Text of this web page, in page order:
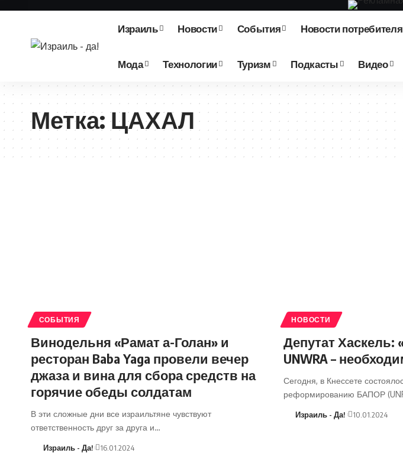
Израиль Новости События Новости
Мода Технологии Туризм Подкасты Видео
Метка:ЦАХАЛ
СОБЫТИЯ
Винодельня «Рамат а-Голан» и
ресторан Baba Yaga провели вечер
джаза и вина для сбора средств на
горячие обеды солдатам
В эти сложные дни все израильтяне чувствуют
ответственность друг за друга и…
Израиль - Да! 16.01.2024
НОВОСТИ
Депутат Хаскель:
UNWRA –
Сегодня, в Кнессете
реформированию БАПОР
Израиль - Да! 10.01.2024